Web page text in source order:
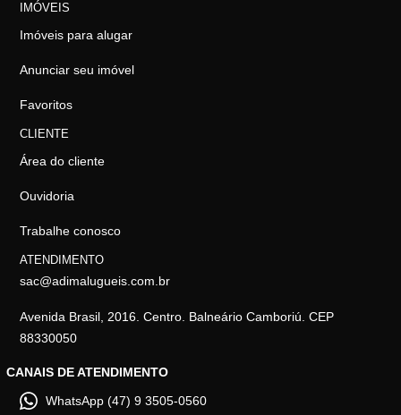
IMÓVEIS
Imóveis para alugar
Anunciar seu imóvel
Favoritos
CLIENTE
Área do cliente
Ouvidoria
Trabalhe conosco
ATENDIMENTO
sac@adimalugueis.com.br
Avenida Brasil, 2016. Centro. Balneário Camboriú. CEP
88330050
CANAIS DE ATENDIMENTO
WhatsApp (47) 9 3505-0560